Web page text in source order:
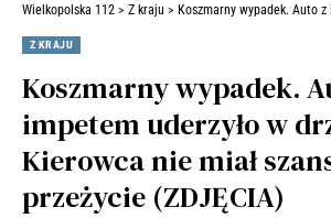
Wielkopolska 112 > Z kraju > Koszmarny wypadek. Auto z impetem uderzyło w
Z KRAJU
Koszmarny wypadek.
impetem uderzyło w
Kierowca nie miał
przeżycie (ZDJĘCIA)